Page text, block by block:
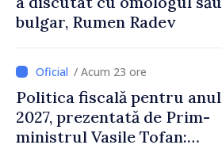
bulgar, Rumen Radev
/ Acum 23 ore
Politica fiscală pentru anul
2027, prezentată de Prim-
ministrul Vasile Tofan: